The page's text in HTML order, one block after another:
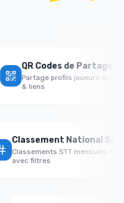
QR Codes de Partage Profil
Partage profils joueurs avec QR
& liens
Classement
Classements STT
avec filtres